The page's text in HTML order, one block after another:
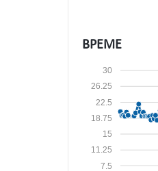
ВРЕМЕ
7.5
11.25
15
18.75
22.5
26.25
30